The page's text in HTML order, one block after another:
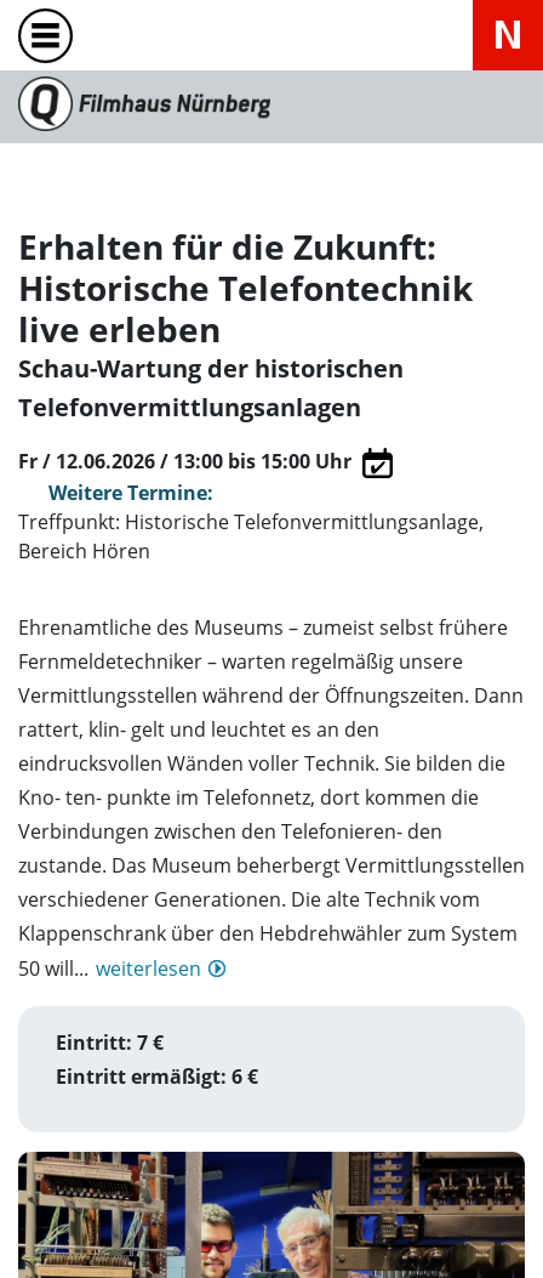
Erhalten für die Zukunft:
Historische Telefontechnik
live erleben
Schau-Wartung der historischen
Telefonvermittlungsanlagen
Fr / 12.06.2026 / 13:00 bis 15:00 Uhr
Weitere Termine:
Treffpunkt: Historische Telefonvermittlungsanlage,
Bereich Hören
Ehrenamtliche des Museums – zumeist selbst frühere
Fernmeldetechniker – warten regelmäßig unsere
Vermittlungsstellen während der Öffnungszeiten. Dann
rattert, klin- gelt und leuchtet es an den
eindrucksvollen Wänden voller Technik. Sie bilden die
Kno- ten- punkte im Telefonnetz, dort kommen die
Verbindungen zwischen den Telefonieren- den
zustande. Das Museum beherbergt Vermittlungsstellen
verschiedener Generationen. Die alte Technik vom
Klappenschrank über den Hebdrehwähler zum System
50 will... weiterlesen
Eintritt: 7 €
Eintritt ermäßigt: 6 €